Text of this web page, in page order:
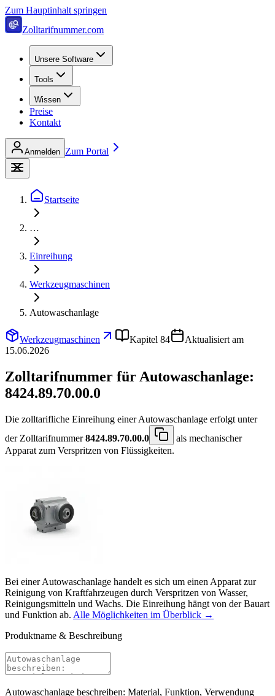
Zum Hauptinhalt springen
Zolltarifnummer.com
Unsere Software
Tools
Wissen
Preise
Kontakt
Anmelden Zum Portal
Startseite
…
Einreihung
Werkzeugmaschinen
Autowaschanlage
Werkzeugmaschinen Kapitel 84
Aktualisiert am
15.06.2026
Zolltarifnummer für Autowaschanlage:
8424.89.70.00.0
Die zolltarifliche Einreihung einer Autowaschanlage erfolgt unter
der Zolltarifnummer8424.89.70.00.0
als mechanischer
Apparat zum Verspritzen von Flüssigkeiten.
Bei einer Autowaschanlage handelt es sich um einen Apparat zur
Reinigung von Kraftfahrzeugen durch Verspritzen von Wasser,
Reinigungsmitteln und Wachs. Die Einreihung hängt von der Bauart
und Funktion ab. Alle Möglichkeiten im Überblick →
Produktname & Beschreibung
Autowaschanlage beschreiben: Material, Funktion, Verwendung